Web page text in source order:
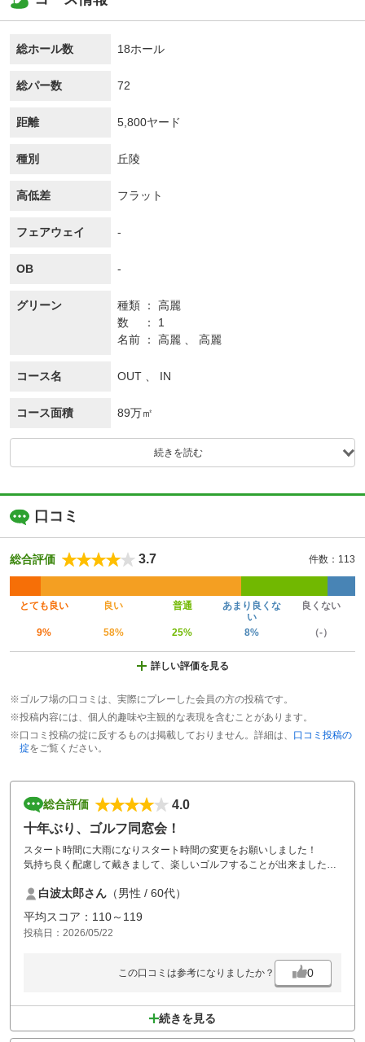
総ホール数 18ホール
総パー数 72
距離 5,800ヤード
種別 丘陵
高低差 フラット
フェアウェイ -
OB -
グリーン 種類
高麗
数
1
名前
高麗 、 高麗
コース名 OUT 、 IN
コース面積 89万㎡
続きを読む
口コミ
総合評価 3.7 件数：113
とても良い 良い 普通
あまり良くな
い
良くない
9% 58% 25% 8% （-）
詳しい評価を見る
※ゴルフ場の口コミは、実際にプレーした会員の方の投稿です。
※投稿内容には、個人的趣味や主観的な表現を含むことがあります。
※口コミ投稿の掟に反するものは掲載しておりません。詳細は、 口コミ投稿の
掟をご覧ください。
総合評価
4.0
十年ぶり、ゴルフ同窓会！
スタート時間に大雨になりスタート時間の変更をお願いしました！
気持ち良く配慮して戴きまして、楽しいゴルフすることが出来ました！
白波太郎さん （男性 / 60代）
平均スコア：110～119
投稿日：2026/05/22
この口コミは参考になりましたか？ 0
続きを見る